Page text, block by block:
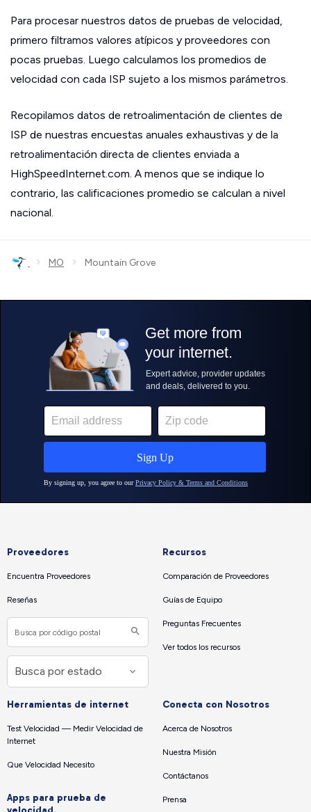
Para procesar nuestros datos de pruebas de velocidad,
primero filtramos valores atípicos y proveedores con
pocas pruebas. Luego calculamos los promedios de
velocidad con cada ISP sujeto a los mismos parámetros.
Recopilamos datos de retroalimentación de clientes de
ISP de nuestras encuestas anuales exhaustivas y de la
retroalimentación directa de clientes enviada a
HighSpeedInternet.com. A menos que se indique lo
contrario, las calificaciones promedio se calculan a nivel
nacional.
› MO › Mountain Grove
Proveedores
Encuentra Proveedores
Reseñas
Recursos
Comparación de Proveedores
Guías de Equipo
Preguntas Frecuentes
Ver todos los recursos
Herramientas de internet
Test Velocidad — Medir Velocidad de
Internet
Que Velocidad Necesito
Apps para prueba de
Conecta con Nosotros
Acerca de Nosotros
Nuestra Misión
Contáctanos
Prensa